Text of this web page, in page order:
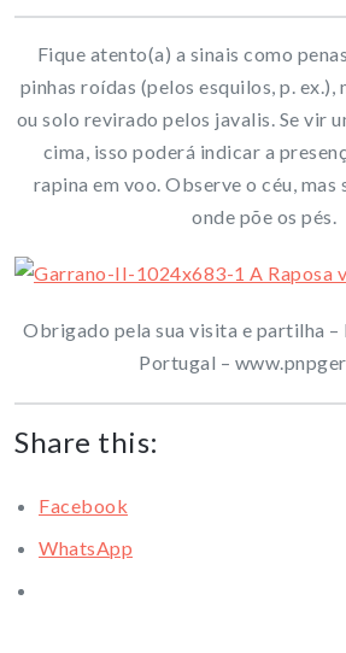
Fique atento(a) a sinais como
pinhas roídas (pelos esquilos, p. ex.),
ou solo revirado pelos javalis. Se vir
cima, isso poderá indicar a
rapina em voo. Observe o céu, mas
onde põe os pés.
Obrigado pela sua visita e partilha –
Portugal –
Share this:
Facebook
WhatsApp